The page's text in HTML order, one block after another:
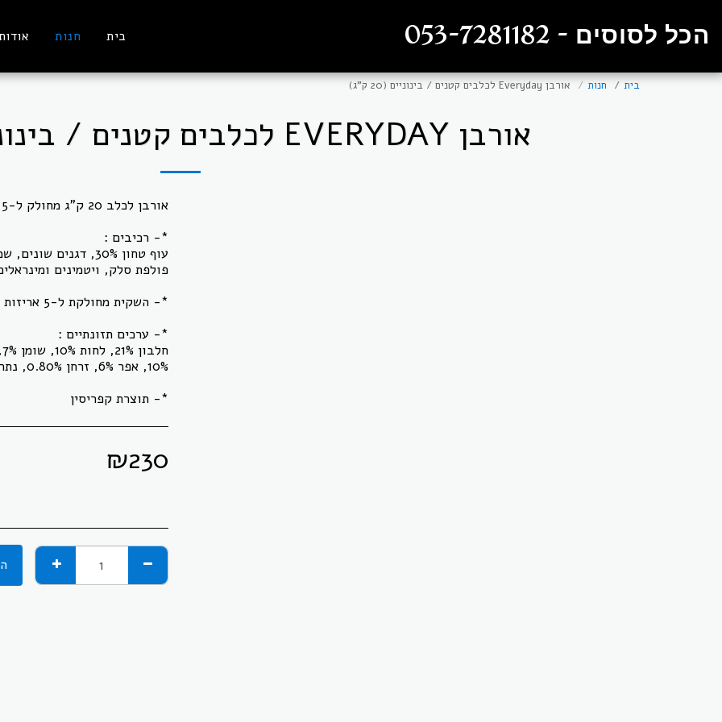
הכל לסוסים - 053-7281182 בית חנות
בית חנות אורבן Everyday לכלבים קטנים / בינוניים (20 ק”ג)
אורבן EVERYDAY לכלבים קטנים / בינוניים (20 ק”ג)
עוף טחון 30%,
*- תוצרת קפריסין
₪230